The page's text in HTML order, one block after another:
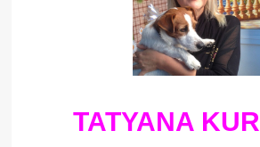
TATYANA